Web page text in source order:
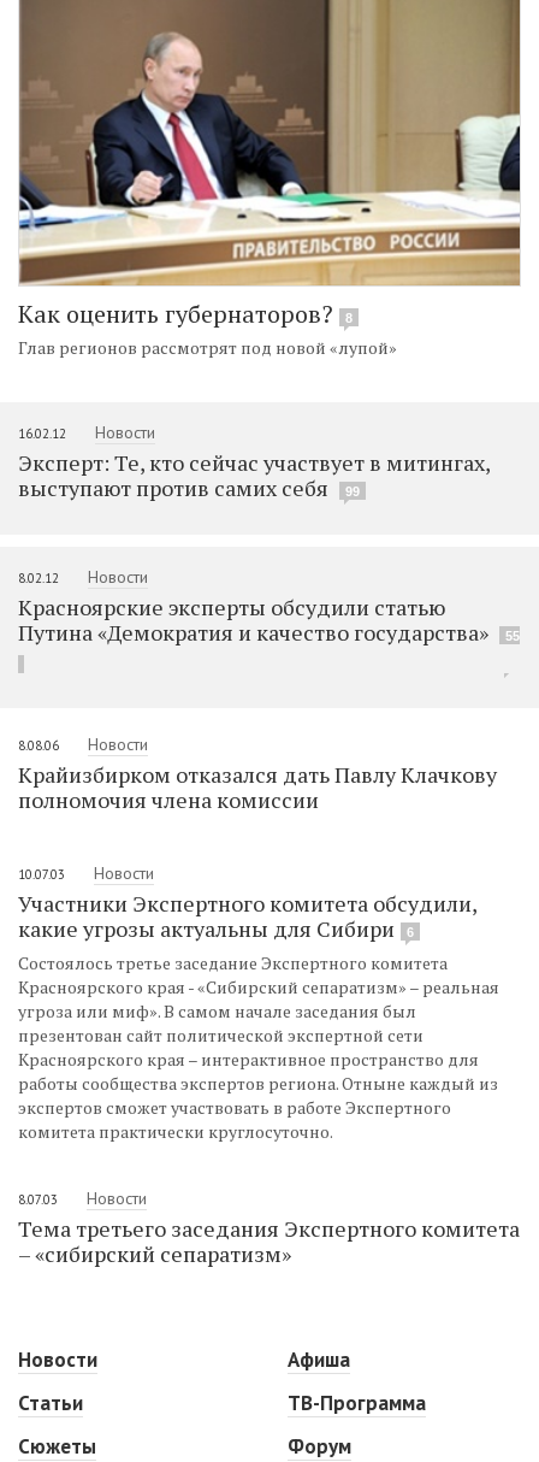
Как оценить губернаторов? 8
Глав регионов рассмотрят под новой «лупой»
16.02.12 Новости
Эксперт: Те, кто сейчас участвует в митингах,
выступают против самих себя
99
8.02.12 Новости
Красноярские эксперты обсудили статью
Путина «Демократия и качество государства»
55
8.08.06 Новости
Крайизбирком отказался дать Павлу Клачкову
полномочия члена комиссии
10.07.03 Новости
Участники Экспертного комитета обсудили,
какие угрозы актуальны для Сибири
6
Состоялось третье заседание Экспертного комитета
Красноярского края - «Сибирский сепаратизм» – реальная
угроза или миф». В самом начале заседания был
презентован сайт политической экспертной сети
Красноярского края – интерактивное пространство для
работы сообщества экспертов региона. Отныне каждый из
экспертов сможет участвовать в работе Экспертного
комитета практически круглосуточно.
8.07.03 Новости
Тема третьего заседания Экспертного комитета
– «сибирский сепаратизм»
Новости
Статьи
Сюжеты
Афиша
ТВ-Программа
Форум